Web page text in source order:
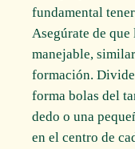
fundamental
Asegúrate de
manejable,
formación. Divide
forma bolas del
dedo o una
en el centro de